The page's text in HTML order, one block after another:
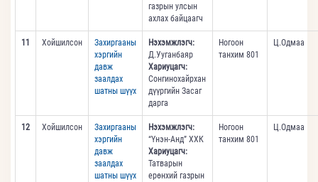
газрын улсын
ахлах байцаагч
11 Хойшилсон
Захиргааны
хэргийн
давж
заалдах
шатны шүүх
Нэхэмжлэгч:
Д.Ууганбаяр
Хариуцагч:
Сонгинохайрхан
дүүргийн Засаг
дарга
Ногоон
танхим 801
Ц.Одмаа
12 Хойшилсон
Захиргааны
хэргийн
давж
заалдах
шатны шүүх
Нэхэмжлэгч:
“Үнэн-Анд” ХХК
Хариуцагч:
Татварын
ерөнхий газрын
Ногоон
танхим 801
Ц.Одмаа